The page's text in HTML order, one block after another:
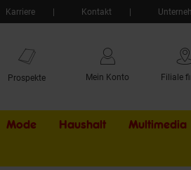
Karriere Kontakt
Prospekte Mein Konto Filiale
Mode Haushalt Multimedia